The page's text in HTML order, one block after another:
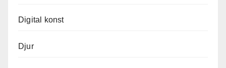
Digital konst
Djur